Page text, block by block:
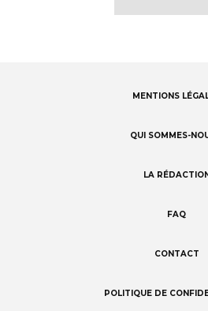
MENTIONS
QUI SOMMES-
LA RÉDACTION
FAQ
CONTACT
POLITIQUE DE